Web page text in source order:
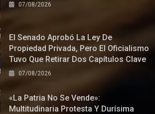
07/08/2026
El Senado Aprobó La Ley De
Propiedad Privada, Pero El Oficialismo
Tuvo Que Retirar Dos Capítulos Clave
07/08/2026
«La Patria No Se Vende»:
Multitudinaria Protesta Y Durísima